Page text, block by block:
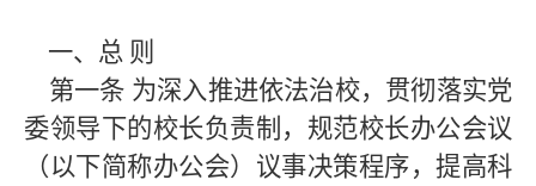
一、总 则
第一条 为深入推进依法治校，贯彻落实党
委领导下的校长负责制，规范校长办公会议
（以下简称办公会）议事决策程序，提高科